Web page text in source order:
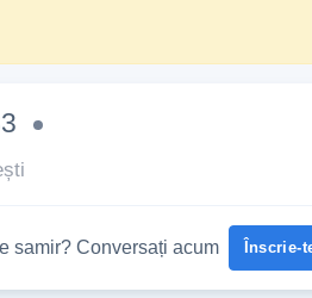
samir? Conversați acum Înscrie-